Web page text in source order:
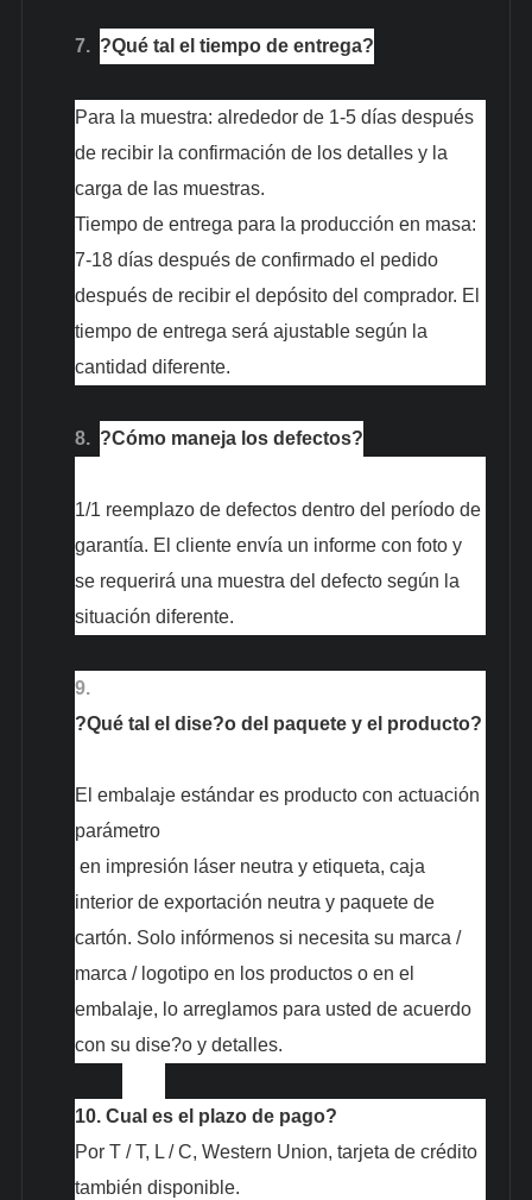
7. ?Qué tal el tiempo de entrega?
Para la muestra: alrededor de 1-5 días después
de recibir la confirmación de los detalles y la
carga de las muestras.
Tiempo de entrega para la producción en masa:
7-18 días después de confirmado el pedido
después de recibir el depósito del comprador. El
tiempo de entrega será ajustable según la
cantidad diferente.
8. ?Cómo maneja los defectos?
1/1 reemplazo de defectos dentro del período de
garantía. El cliente envía un informe con foto y
se requerirá una muestra del defecto según la
situación diferente.
9.
?Qué tal el dise?o del paquete y el producto?
El embalaje estándar es producto con actuación
parámetro
en impresión láser neutra y etiqueta, caja
interior de exportación neutra y paquete de
cartón. Solo infórmenos si necesita su marca /
marca / logotipo en los productos o en el
embalaje, lo arreglamos para usted de acuerdo
con su dise?o y detalles.
10. Cual es el plazo de pago?
Por T / T, L / C, Western Union, tarjeta de crédito
también disponible.